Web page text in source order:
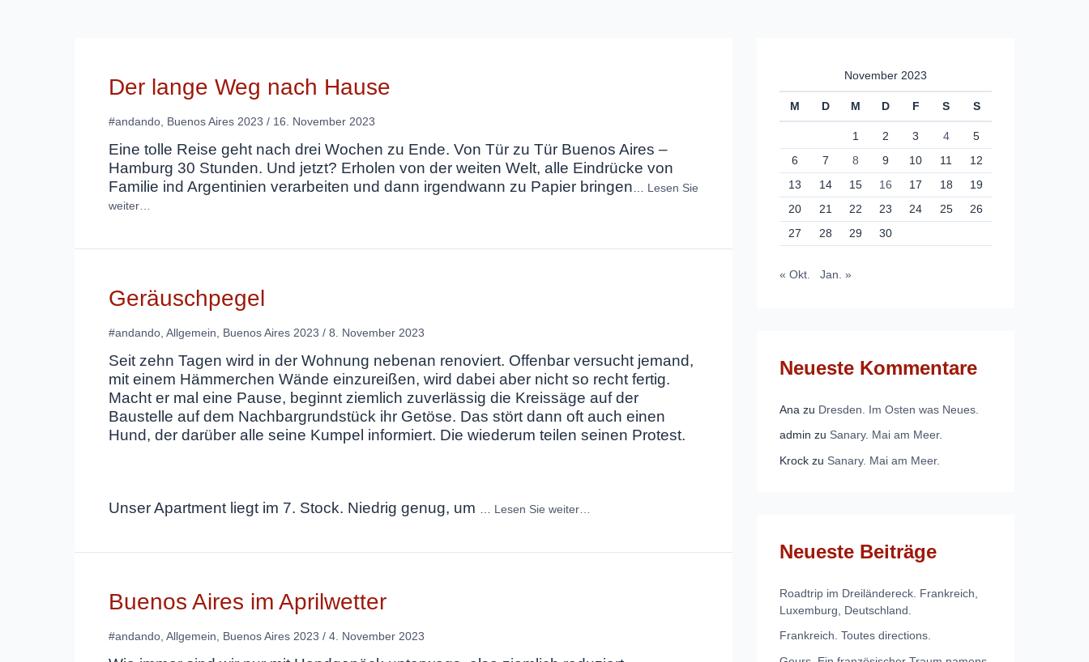
Der lange Weg nach Hause
#andando Buenos Aires 2023 / 16. November 2023
Eine tolle Reise geht nach drei Wochen zu Ende. Von Tür zu Tür Buenos Aires –
Hamburg 30 Stunden. Und jetzt? Erholen von der weiten Welt, alle Eindrücke von
Familie ind Argentinien verarbeiten und dann irgendwann zu Papier bringen
Lesen Sie
weiter…
Geräuschpegel
#andando Allgemein Buenos Aires 2023 / 8. November 2023
Seit zehn Tagen wird in der Wohnung nebenan renoviert. Offenbar versucht jemand,
mit einem Hämmerchen Wände einzureißen, wird dabei aber nicht so recht fertig.
Macht er mal eine Pause, beginnt ziemlich zuverlässig die Kreissäge auf der
Baustelle auf dem Nachbargrundstück ihr Getöse. Das stört dann oft auch einen
Hund, der darüber alle seine Kumpel informiert. Die wiederum teilen seinen Protest.
Unser Apartment liegt im 7. Stock. Niedrig genug, um Lesen Sie weiter…
Buenos Aires im Aprilwetter
#andando Allgemein Buenos Aires 2023 / 4. November 2023
November 2023
M D M D F S S
1 2 3 4
5
6
7 8 9 10 11
12
13
14 15 16 17 18
19
20
21 22 23 24 25
26
27
28 29 30
« Okt. Jan. »
Neueste Kommentare
Ana zu Dresden. Im Osten was Neues.
admin zu Sanary. Mai am Meer.
Krock zu Sanary. Mai am Meer.
Neueste Beiträge
Roadtrip im Dreiländereck. Frankreich,
Luxemburg, Deutschland.
Frankreich. Toutes directions.